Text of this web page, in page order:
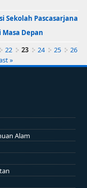
Sekolah Pascasarjana
Depan
22 23 24 25
26
»
Alam